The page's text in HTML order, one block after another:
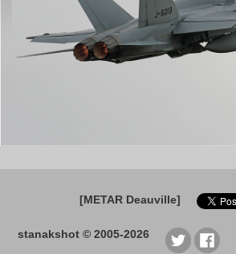
[METAR Deauville]
stanakshot © 2005-2026